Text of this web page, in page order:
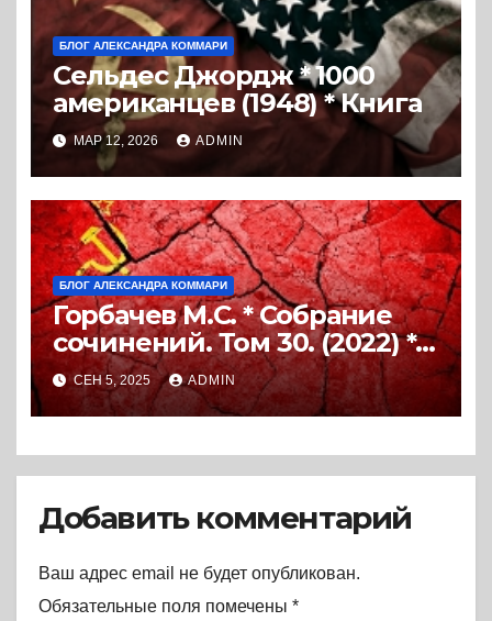
БЛОГ АЛЕКСАНДРА КОММАРИ
Сельдес Джордж * 1000
американцев (1948) * Книга
МАР 12, 2026 ADMIN
БЛОГ АЛЕКСАНДРА КОММАРИ
Горбачев М.С. * Собрание
сочинений. Том 30. (2022) *
Книга
СЕН 5, 2025 ADMIN
Добавить комментарий
Ваш адрес email не будет опубликован.
Обязательные поля помечены *